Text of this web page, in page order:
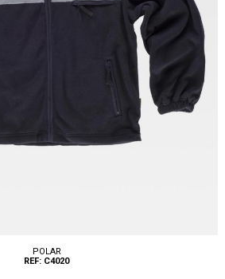
POLAR
REF: C4020